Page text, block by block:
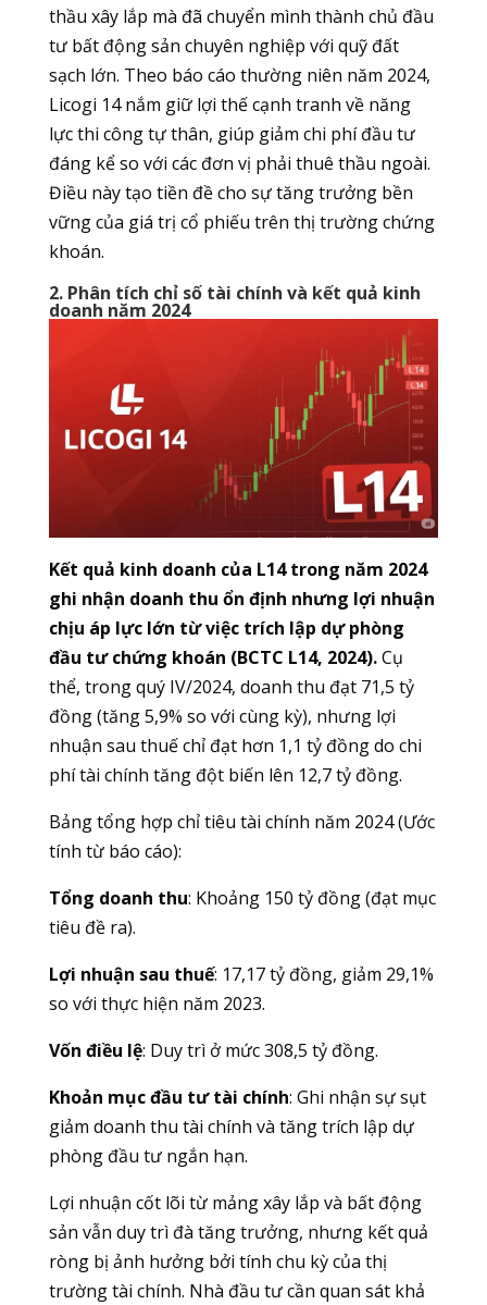
thầu xây lắp mà đã chuyển mình thành chủ đầu
tư bất động sản chuyên nghiệp với quỹ đất
sạch lớn. Theo báo cáo thường niên năm 2024,
Licogi 14 nắm giữ lợi thế cạnh tranh về năng
lực thi công tự thân, giúp giảm chi phí đầu tư
đáng kể so với các đơn vị phải thuê thầu ngoài.
Điều này tạo tiền đề cho sự tăng trưởng bền
vững của giá trị cổ phiếu trên thị trường chứng
khoán.
2. Phân tích chỉ số tài chính và kết quả kinh
doanh năm 2024
Kết quả kinh doanh của L14 trong năm 2024
ghi nhận doanh thu ổn định nhưng lợi nhuận
chịu áp lực lớn từ việc trích lập dự phòng
đầu tư chứng khoán (BCTC L14, 2024).Cụ
thể, trong quý IV/2024, doanh thu đạt 71,5 tỷ
đồng (tăng 5,9% so với cùng kỳ), nhưng lợi
nhuận sau thuế chỉ đạt hơn 1,1 tỷ đồng do chi
phí tài chính tăng đột biến lên 12,7 tỷ đồng.
Bảng tổng hợp chỉ tiêu tài chính năm 2024 (Ước
tính từ báo cáo):
Tổng doanh thu: Khoảng 150 tỷ đồng (đạt mục
tiêu đề ra).
Lợi nhuận sau thuế: 17,17 tỷ đồng, giảm 29,1%
so với thực hiện năm 2023.
Vốn điều lệ: Duy trì ở mức 308,5 tỷ đồng.
Khoản mục đầu tư tài chính: Ghi nhận sự sụt
giảm doanh thu tài chính và tăng trích lập dự
phòng đầu tư ngắn hạn.
Lợi nhuận cốt lõi từ mảng xây lắp và bất động
sản vẫn duy trì đà tăng trưởng, nhưng kết quả
ròng bị ảnh hưởng bởi tính chu kỳ của thị
trường tài chính. Nhà đầu tư cần quan sát khả